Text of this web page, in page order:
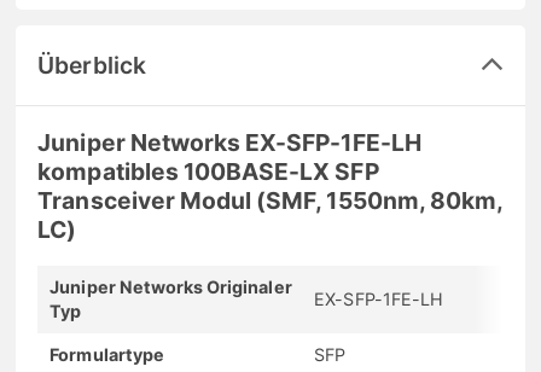
Überblick
Juniper Networks EX-SFP-1FE-LH
kompatibles 100BASE-LX SFP
Transceiver Modul (SMF, 1550nm, 80km,
LC)
Juniper Networks Originaler
Typ
EX-SFP-1FE-LH
Formulartype SFP